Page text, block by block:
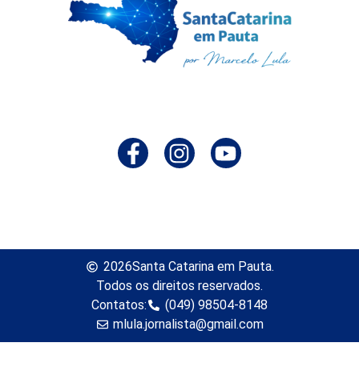
2026Santa Catarina em Pauta.
Todos os direitos reservados.
Contatos:
(049) 98504-8148
mlula.jornalista@gmail.com